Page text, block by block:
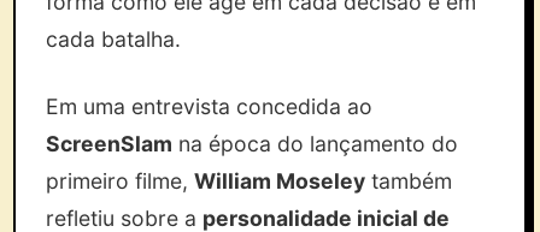
cada batalha.
Em uma entrevista concedida ao
ScreenSlam na época do lançamento do
primeiro filme,William Moseley também
refletiu sobre a personalidade inicial de